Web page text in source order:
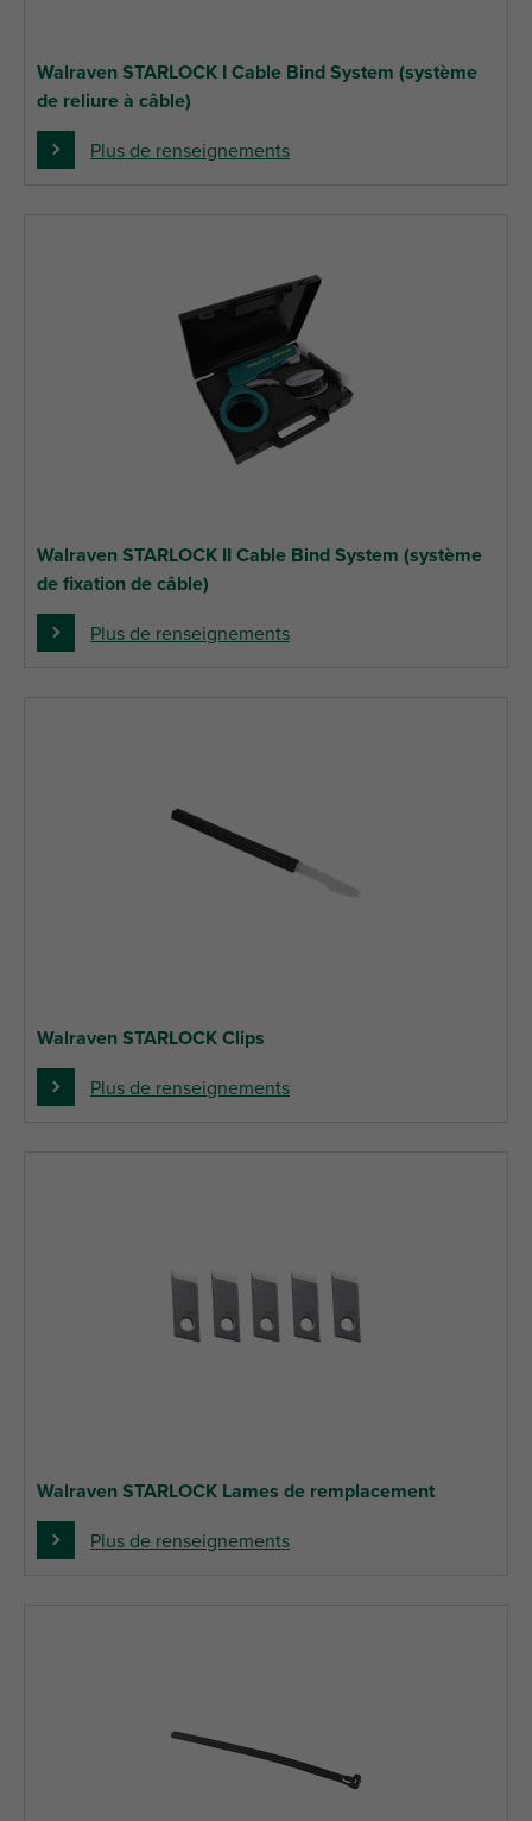
Walraven STARLOCK I Cable Bind System (système
de reliure à câble)
Plus de renseignements
Walraven STARLOCK II Cable Bind System (système
de fixation de câble)
Plus de renseignements
Walraven STARLOCK Clips
Plus de renseignements
Walraven STARLOCK Lames de remplacement
Plus de renseignements